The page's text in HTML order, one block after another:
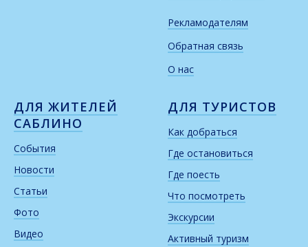
Рекламодателям
Обратная связь
О нас
ДЛЯ ЖИТЕЛЕЙ
САБЛИНО
События
Новости
Статьи
Фото
Видео
ДЛЯ ТУРИСТОВ
Как добраться
Где остановиться
Где поесть
Что посмотреть
Экскурсии
Активный туризм